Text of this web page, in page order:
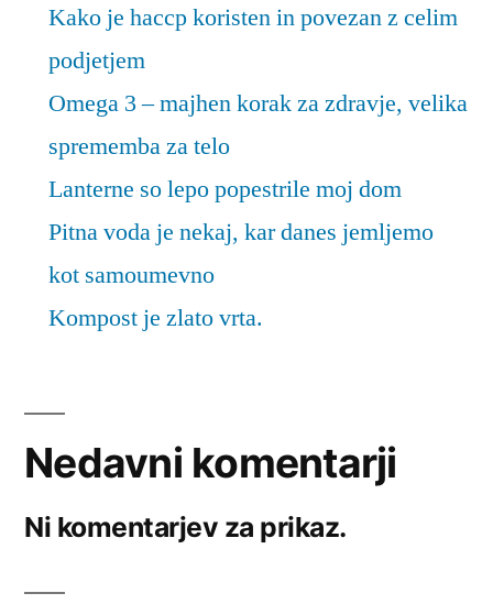
Kako je haccp koristen in povezan z celim
podjetjem
Omega 3 – majhen korak za zdravje, velika
sprememba za telo
Lanterne so lepo popestrile moj dom
Pitna voda je nekaj, kar danes jemljemo
kot samoumevno
Kompost je zlato vrta.
Nedavni komentarji
Ni komentarjev za prikaz.